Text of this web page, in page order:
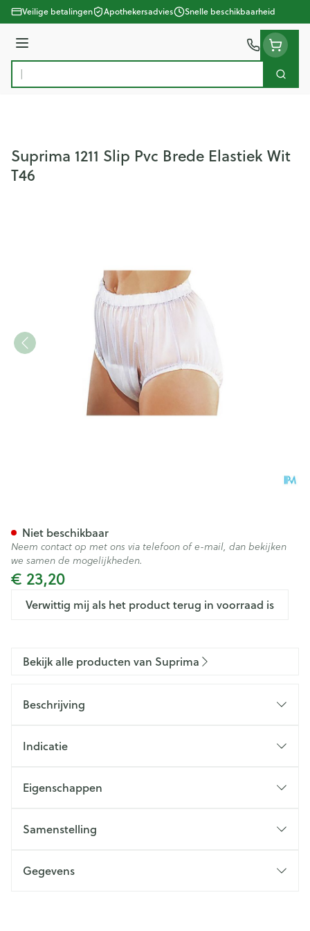
Ga naar de inhoud
Veilige betalingen Apothekersadvies Snelle beschikbaarheid
Menu
Product, merk, categorie...
Zoek
Suprima 1211 Slip Pvc Brede Elastiek Wit
T46
€ 23,20
Verwittig mij als het product terug in voorraad is
Niet beschikbaar
Neem contact op met ons via telefoon of e-mail, dan bekijken
we samen de mogelijkheden.
Bekijk alle producten van Suprima
Beschrijving
Indicatie
Eigenschappen
Samenstelling
Gegevens